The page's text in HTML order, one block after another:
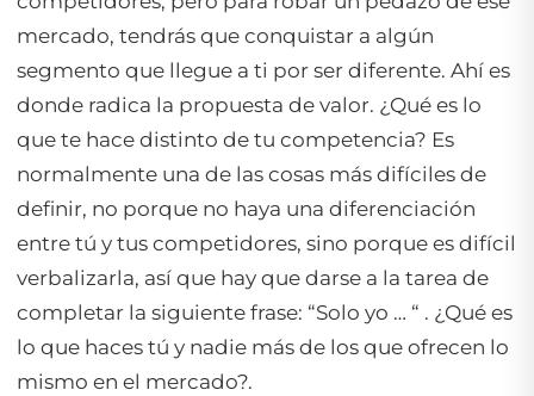
mercado, tendrás que conquistar a algún
segmento que llegue a ti por ser diferente. Ahí es
donde radica la propuesta de valor. ¿Qué es lo
que te hace distinto de tu competencia? Es
normalmente una de las cosas más difíciles de
definir, no porque no haya una diferenciación
entre tú y tus competidores, sino porque es difícil
verbalizarla, así que hay que darse a la tarea de
completar la siguiente frase: “Solo yo … “ . ¿Qué es
lo que haces tú y nadie más de los que ofrecen lo
mismo en el mercado?.